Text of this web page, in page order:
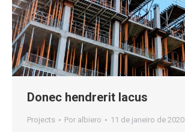
Donec hendrerit lacus
Projects Por albiero 11 de janeiro de 2020